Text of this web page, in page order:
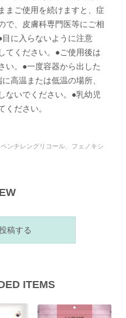
まご使用を続けますと、症
で、皮膚科専門医等にご相
に入らないように注意
てください。●ご使用後は
い。●一度容器から出した
高温または低温の場所、
ないでください。●乳幼児
ください。
ンチレングリコール、フェノキシ
稿する
ITEMS